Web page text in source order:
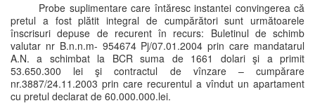
Probe suplimentare care întăresc instantei convingerea că
pretul a fost plătit integral de cumpărători sunt următoarele
înscrisuri depuse de recurent în recurs: Buletinul de schimb
valutar nr B.n.n.m- 954674 Pj/07.01.2004 prin care mandatarul
A.N. a schimbat la BCR suma de 1661 dolari şi a primit
53.650.300 lei şi contractul de vînzare – cumpărare
nr.3887/24.11.2003 prin care recurentul a vîndut un apartament
cu pretul declarat de 60.000.000.lei.